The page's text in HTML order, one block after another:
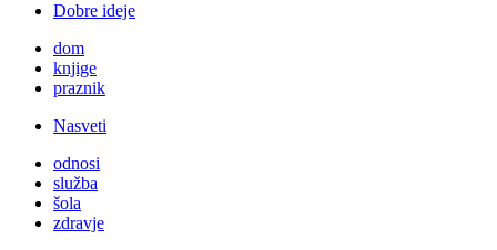
Dobre ideje
dom
knjige
praznik
Nasveti
odnosi
služba
šola
zdravje